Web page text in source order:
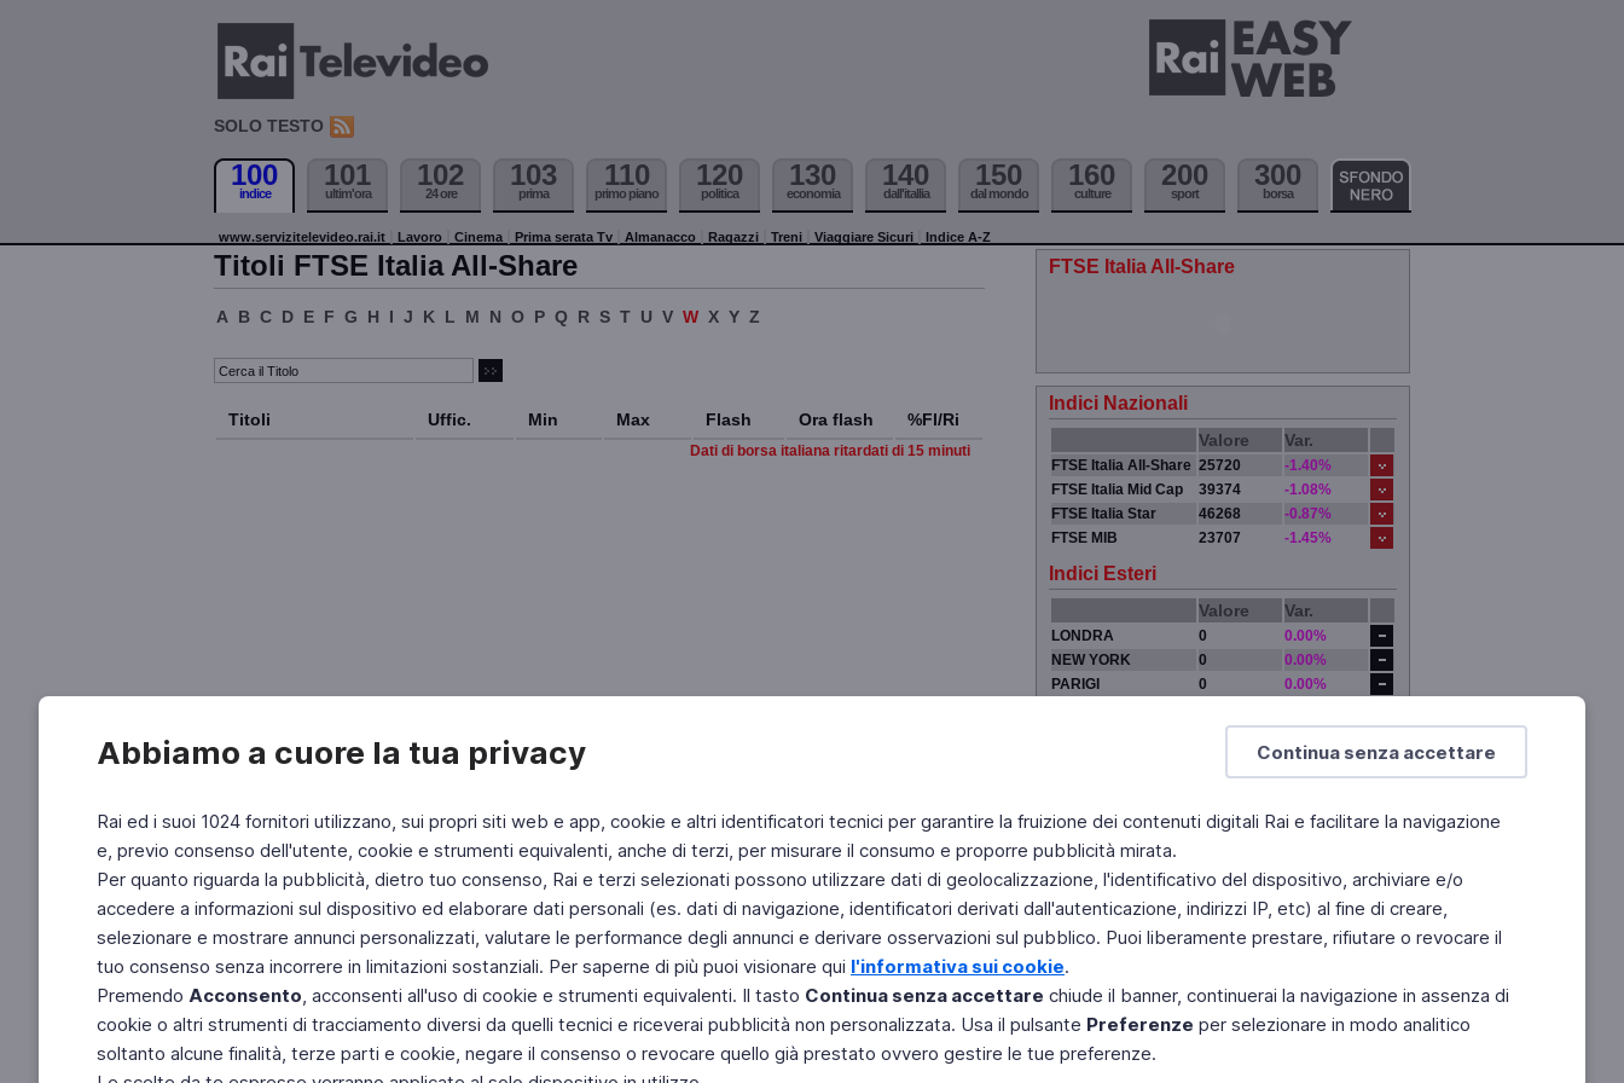
Continua senza accettare
Abbiamo a cuore la tua privacy
Rai ed i suoi 1024 fornitori utilizzano, sui propri siti web e app, cookie e altri identificatori tecnici per garantire la fruizione dei contenuti digitali Rai e facilitare la navigazione
e, previo consenso dell'utente, cookie e strumenti equivalenti, anche di terzi, per misurare il consumo e proporre pubblicità mirata.
Per quanto riguarda la pubblicità, dietro tuo consenso, Rai e terzi selezionati possono utilizzare dati di geolocalizzazione, l'identificativo del dispositivo, archiviare e/o
accedere a informazioni sul dispositivo ed elaborare dati personali (es. dati di navigazione, identificatori derivati dall'autenticazione, indirizzi IP, etc) al fine di creare,
selezionare e mostrare annunci personalizzati, valutare le performance degli annunci e derivare osservazioni sul pubblico. Puoi liberamente prestare, rifiutare o revocare il
tuo consenso senza incorrere in limitazioni sostanziali. Per saperne di più puoi visionare qui l'informativa sui cookie.
Premendo Acconsento, acconsenti all'uso di cookie e strumenti equivalenti. Il tasto Continua senza accettare chiude il banner, continuerai la navigazione in assenza di
cookie o altri strumenti di tracciamento diversi da quelli tecnici e riceverai pubblicità non personalizzata. Usa il pulsante Preferenze per selezionare in modo analitico
soltanto alcune finalità, terze parti e cookie, negare il consenso o revocare quello già prestato ovvero gestire le tue preferenze.
SOLO TESTO
100
indice
101
ultim'ora
102
24 ore
103
prima
110
primo piano
120
politica
130
economia
140
dall'itallia
150
dal mondo
160
culture
200
sport
300
borsa
www.servizitelevideo.rai.it Lavoro Cinema Prima serata Tv Almanacco Ragazzi Treni Viaggiare Sicuri Indice A-Z
Titoli FTSE Italia All-Share
A B C D E F G H I J K L M N O P Q R S T U V W X Y Z
Titoli Uffic. Min Max Flash Ora flash %Fl/Ri
Dati di borsa italiana ritardati di 15 minuti
FTSE Italia All-Share
Indici Nazionali
Valore Var.
FTSE Italia All-Share 25720
-1.40%
FTSE Italia Mid Cap
39374
-1.08%
FTSE Italia Star
46268
-0.87%
FTSE MIB
23707 -1.45%
Indici Esteri
Valore Var.
LONDRA 0
0.00%
NEW YORK
0
0.00%
PARIGI
0
0.00%
Fai di Televideo la tua Home Page Chi Siamo
Copyright © 2011 Rai - Tutti i diritti riservati
Engineered by RAI - Reti e Piattaforme